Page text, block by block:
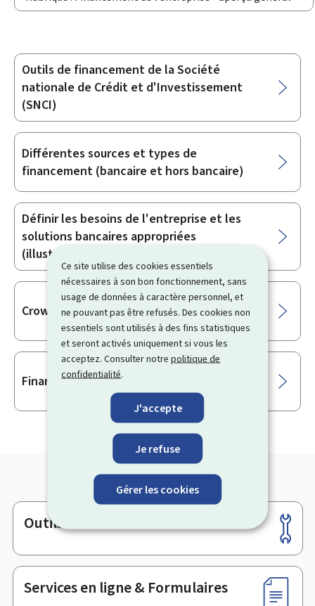
Ce site utilise des cookies essentiels
nécessaires à son bon fonctionnement, sans
usage de données à caractère personnel, et
ne pouvant pas être refusés. Des cookies non
essentiels sont utilisés à des fins statistiques
et seront activés uniquement si vous les
acceptez. Consulter notrepolitique de
confidentialité.
J'accepte
Je refuse
Gérer les cookies
Sous-
rubriques
Outils de financement de la Société
nationale de Crédit et d'Investissement
(SNCI)
Différentes sources et types de
financement (bancaire et hors bancaire)
Définir les besoins de l'entreprise et les
solutions bancaires appropriées
(illustrations à l'aide d'un bilan)
Crowdfunding
Financement mezzanine
Pied
de
page
Outils
Services en ligne & Formulaires